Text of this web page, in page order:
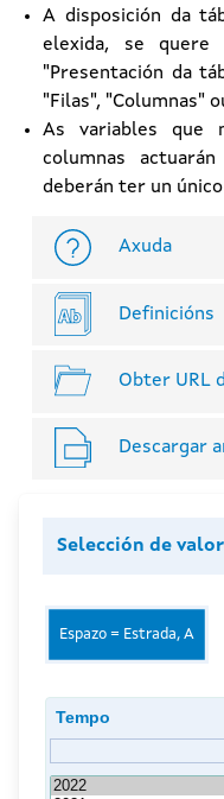
A disposición da
elexida, se quere
"Presentación da
"Filas", "Columnas"
As variables
columnas
deberán ter un
Axuda
Definicións
Obter URL
Descargar
Selección de
Espazo = Estrada, A
Tempo